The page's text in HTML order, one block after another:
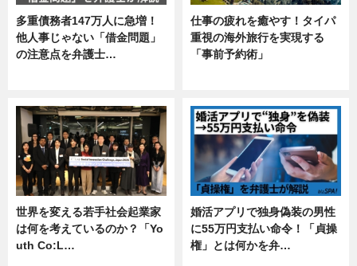
多重債務者147万人に急増！
他人事じゃない「借金問題」
の注意点を弁護士…
仕事の疲れを癒やす！タイパ
重視の海外旅行を実現する
「事前予約術」
世界を変える若手社会起業家
は何を考えているのか？「Yo
uth Co:L…
婚活アプリで独身偽装の男性
に55万円支払い命令！「貞操
権」とは何かを弁…